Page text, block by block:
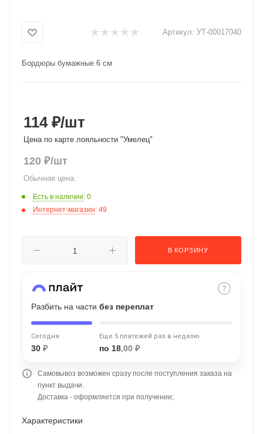
Артикул: УТ-00017040
Бордюры бумажные 6 см
114 ₽/шт
Цена по карте лояльности "Умелец"
120 ₽/шт
Обычная цена.
Есть в наличии: 0
Интернет-магазин: 49
В КОРЗИНУ
Разбить на части без переплат
Сегодня
30 ₽
Еще 5 платежей раз в неделю
по 18,00 ₽
Самовывоз возможен сразу после поступления заказа на
пункт выдачи.
Доставка - оформляется при получении;
Характеристики
% картой любого банка
Получайте товар
Оставшиеся
списываться
по25% каждые 2 недели
Подробнее
об оплате Плайтом
недели
plait.ru